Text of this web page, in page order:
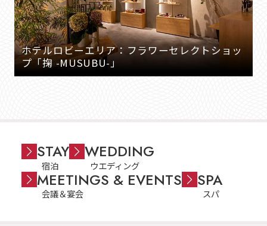
ホテルロビーエリア：フラワーセレクトショッ
プ「掬 -MUSUBU-」
STAY
宿泊
WEDDING
ウエディング
MEETINGS & EVENTS
会議＆宴会
SPA
スパ